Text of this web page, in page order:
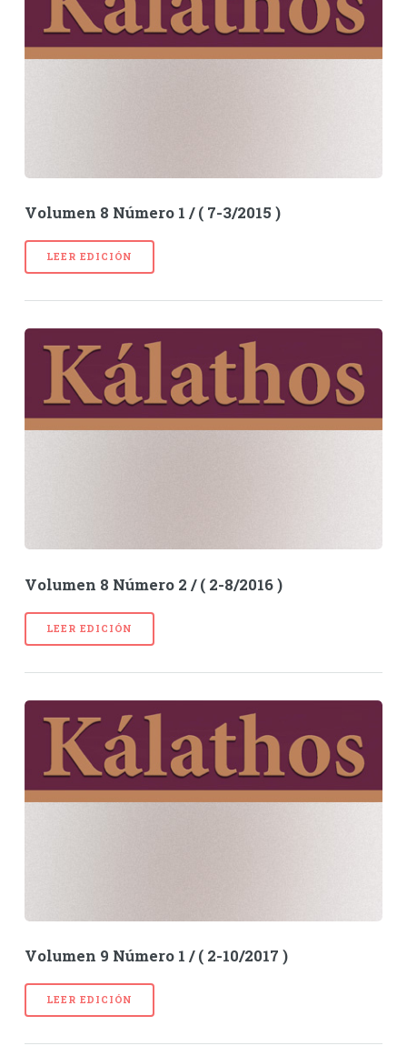
Volumen 8 Número 1 / ( 7-3/2015 )
LEER EDICIÓN
Volumen 8 Número 2 / ( 2-8/2016 )
LEER EDICIÓN
Volumen 9 Número 1 / ( 2-10/2017 )
LEER EDICIÓN